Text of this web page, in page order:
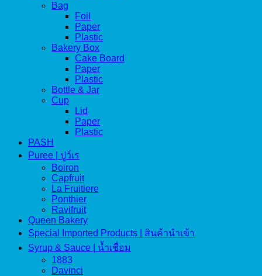
Bag
Foil
Paper
Plastic
Bakery Box
Cake Board
Paper
Plastic
Bottle & Jar
Cup
Lid
Paper
Plastic
PASH
Puree | ปูว์เร
Boiron
Capfruit
La Fruitiere
Ponthier
Ravifruit
Queen Bakery
Special Imported Products | สินค้านำเข้า
Syrup & Sauce | น้ำเชื่อม
1883
Davinci